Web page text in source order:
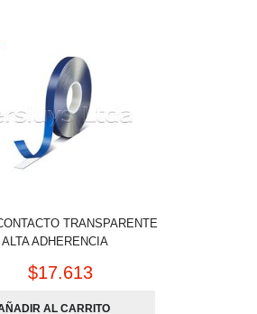
TRANSPARENTE
ALTA ADHERENCIA
$17.613
AL CARRITO